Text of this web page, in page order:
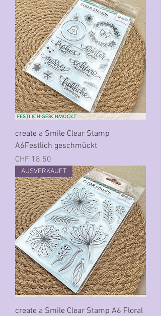
create a Smile Clear Stamp
A6Festlich geschmückt
Preis
CHF 18.50
AUSVERKAUFT
create a Smile Clear Stamp A6 Floral